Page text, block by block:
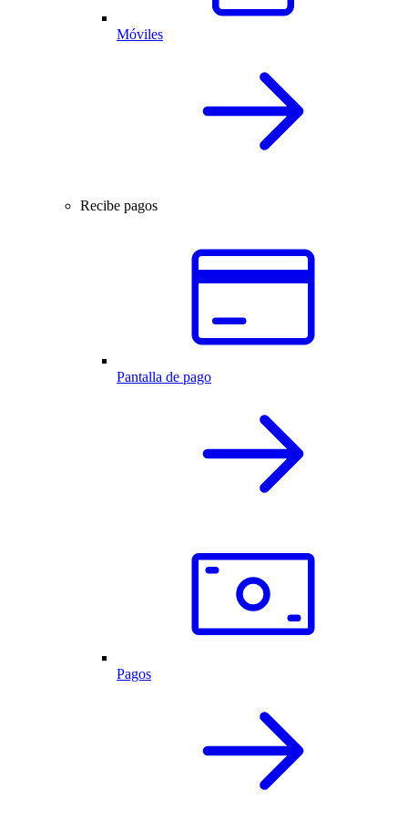
Móviles
Recibe pagos
Pantalla de pago
Pagos